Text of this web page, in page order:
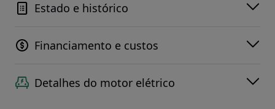
Estado e histórico
Financiamento e custos
Detalhes do motor elétrico